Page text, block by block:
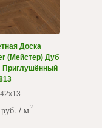
Доска
(Мейстер) Дуб
Приглушённый
/ м 2